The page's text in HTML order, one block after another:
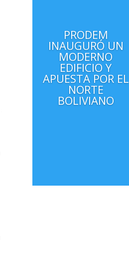
PRODEM
INAUGURÓ UN
MODERNO
EDIFICIO Y
APUESTA POR EL
NORTE
BOLIVIANO